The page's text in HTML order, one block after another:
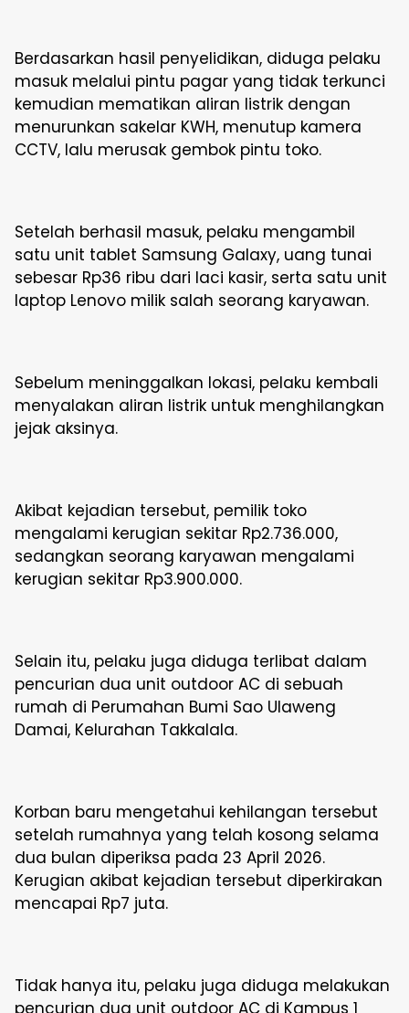
Berdasarkan hasil penyelidikan, diduga pelaku
masuk melalui pintu pagar yang tidak terkunci
kemudian mematikan aliran listrik dengan
menurunkan sakelar KWH, menutup kamera
CCTV, lalu merusak gembok pintu toko.
Setelah berhasil masuk, pelaku mengambil
satu unit tablet Samsung Galaxy, uang tunai
sebesar Rp36 ribu dari laci kasir, serta satu unit
laptop Lenovo milik salah seorang karyawan.
Sebelum meninggalkan lokasi, pelaku kembali
menyalakan aliran listrik untuk menghilangkan
jejak aksinya.
Akibat kejadian tersebut, pemilik toko
mengalami kerugian sekitar Rp2.736.000,
sedangkan seorang karyawan mengalami
kerugian sekitar Rp3.900.000.
Selain itu, pelaku juga diduga terlibat dalam
pencurian dua unit outdoor AC di sebuah
rumah di Perumahan Bumi Sao Ulaweng
Damai, Kelurahan Takkalala.
Korban baru mengetahui kehilangan tersebut
setelah rumahnya yang telah kosong selama
dua bulan diperiksa pada 23 April 2026.
Kerugian akibat kejadian tersebut diperkirakan
mencapai Rp7 juta.
Tidak hanya itu, pelaku juga diduga melakukan